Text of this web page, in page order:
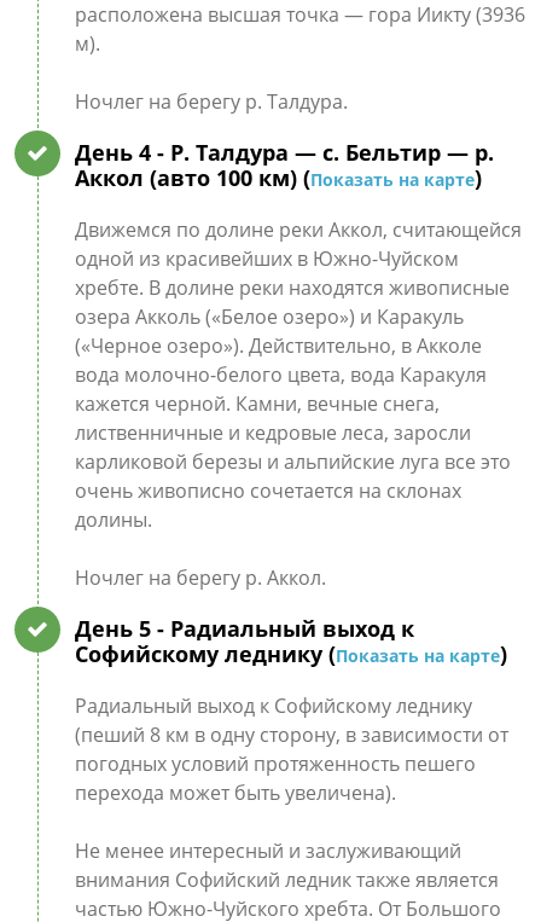
расположена высшая точка — гора Иикту (3936
м).
Ночлег на берегу р. Талдура.
День 4 - Р. Талдура — с. Бельтир — р.
Аккол (авто 100 км) (Показать на карте)
Движемся по долине реки Аккол, считающейся
одной из красивейших в Южно-Чуйском
хребте. В долине реки находятся живописные
озера Акколь («Белое озеро») и Каракуль
(«Черное озеро»). Действительно, в Акколе
вода молочно-белого цвета, вода Каракуля
кажется черной. Камни, вечные снега,
лиственничные и кедровые леса, заросли
карликовой березы и альпийские луга все это
очень живописно сочетается на склонах
долины.
Ночлег на берегу р. Аккол.
День 5 - Радиальный выход к
Софийскому леднику (Показать на карте)
Радиальный выход к Софийскому леднику
(пеший 8 км в одну сторону, в зависимости от
погодных условий протяженность пешего
перехода может быть увеличена).
Не менее интересный и заслуживающий
внимания Софийский ледник также является
частью Южно-Чуйского хребта. От Большого